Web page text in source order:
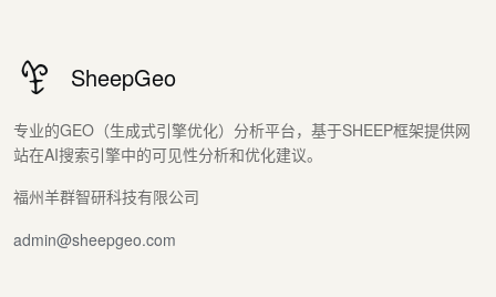
SheepGeo
专业的GEO（生成式引擎优化）分析平台，基于SHEEP框架提供网
站在AI搜索引擎中的可见性分析和优化建议。
福州羊群智研科技有限公司
admin@sheepgeo.com